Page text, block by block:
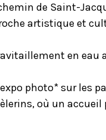
de Saint-
artistique et
en eau
photo* sur les
où un